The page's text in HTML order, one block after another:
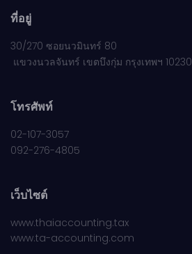
ที่อยู่
30/270 ซอยนวมินทร์ 80
แขวงนวลจันทร์ เขตบึงกุ่ม กรุงเทพฯ 10230
โทรศัพท์
02-107-3057
092-276-4805
เว็บไซต์
www.thaiaccounting.tax
www.ta-accounting.com